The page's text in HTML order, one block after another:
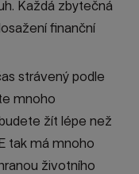
Každá zbytečná
finanční
strávený podle
mnoho
žít lépe než
tak má mnoho
životního